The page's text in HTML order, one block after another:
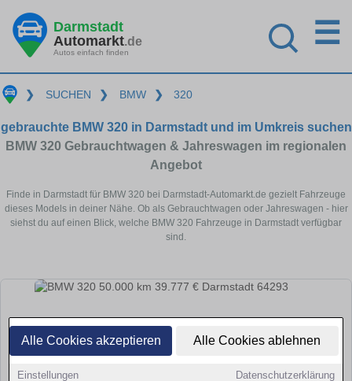
Alle Cookies akzeptieren Alle Cookies ablehnen
Einstellungen Datenschutzerklärung
Darmstadt
Automarkt.de
Autos einfach finden
☰
❯ SUCHEN ❯ BMW ❯ 320
gebrauchte BMW 320 in Darmstadt und im Umkreis suchen
BMW 320 Gebrauchtwagen & Jahreswagen im regionalen
Angebot
Finde in Darmstadt für BMW 320 bei Darmstadt-Automarkt.de gezielt Fahrzeuge
dieses Models in deiner Nähe. Ob als Gebrauchtwagen oder Jahreswagen - hier
siehst du auf einen Blick, welche BMW 320 Fahrzeuge in Darmstadt verfügbar
sind.